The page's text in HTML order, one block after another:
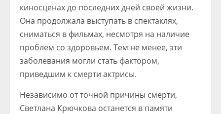
киносценах до последних дней своей жизни.
Она продолжала выступать в спектаклях,
сниматься в фильмах, несмотря на наличие
проблем со здоровьем. Тем не менее, эти
заболевания могли стать фактором,
приведшим к смерти актрисы.
Независимо от точной причины смерти,
Светлана Крючкова останется в памяти